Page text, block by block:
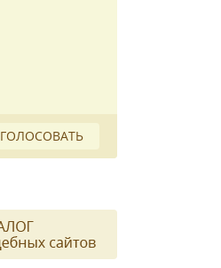
ГОЛОСОВАТЬ